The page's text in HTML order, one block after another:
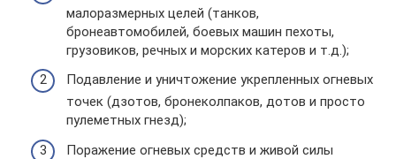
малоразмерных целей (танков,
бронеавтомобилей, боевых машин пехоты,
грузовиков, речных и морских катеров и т.д.);
Подавление и уничтожение укрепленных огневых
точек (дзотов, бронеколпаков, дотов и просто
пулеметных гнезд);
Поражение огневых средств и живой силы